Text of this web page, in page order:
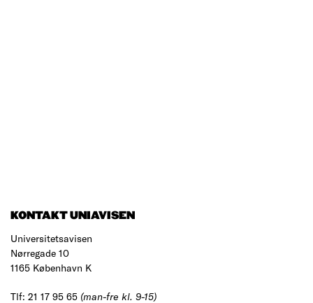
KONTAKT UNIAVISEN
Universitetsavisen
Nørregade 10
1165 København K
Tlf: 21 17 95 65 (man-fre kl. 9-15)